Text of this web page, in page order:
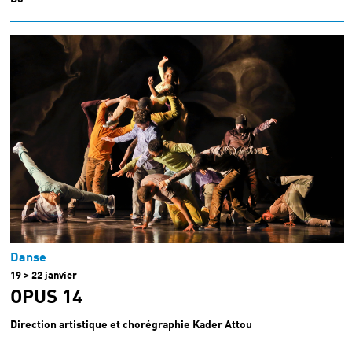
Danse
19 > 22 janvier
OPUS 14
Direction artistique et chorégraphie Kader Attou